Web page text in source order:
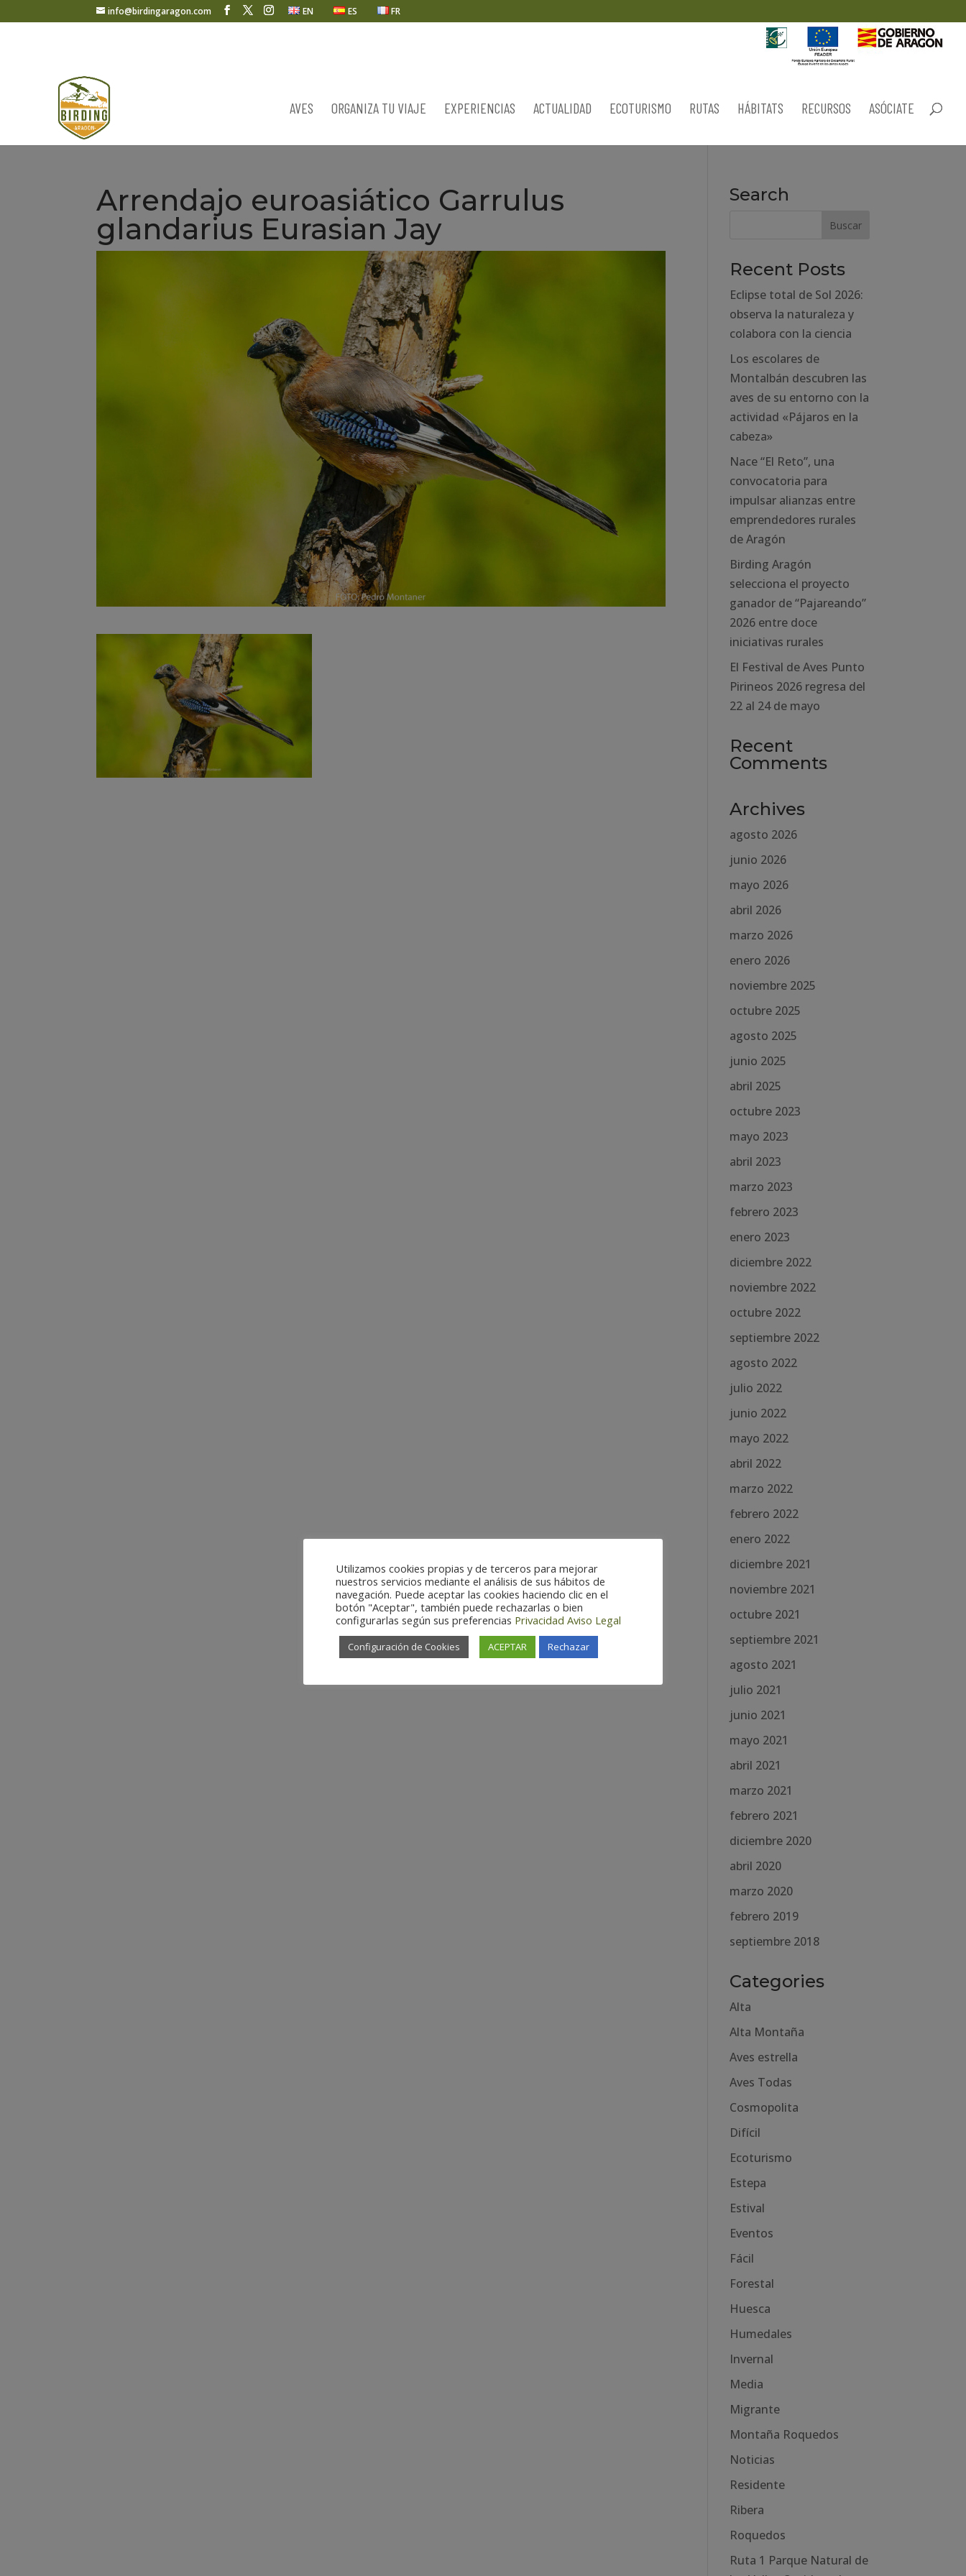
info@birdingaragon.com EN ES FR
AVES ORGANIZA TU VIAJE EXPERIENCIAS ACTUALIDAD ECOTURISMO RUTAS HÁBITATS RECURSOS ASÓCIATE
Arrendajo euroasiático Garrulus
glandarius Eurasian Jay
Search
Recent Posts
Eclipse total de Sol 2026:
observa la naturaleza y
colabora con la ciencia
Los escolares de
Montalbán descubren las
aves de su entorno con la
actividad «Pájaros en la
cabeza»
Nace “El Reto”, una
convocatoria para
impulsar alianzas entre
emprendedores rurales
de Aragón
Birding Aragón
selecciona el proyecto
ganador de “Pajareando”
2026 entre doce
iniciativas rurales
El Festival de Aves Punto
Pirineos 2026 regresa del
22 al 24 de mayo
Recent
Comments
Archives
agosto 2026
junio 2026
mayo 2026
abril 2026
marzo 2026
enero 2026
noviembre 2025
octubre 2025
agosto 2025
junio 2025
abril 2025
octubre 2023
mayo 2023
abril 2023
marzo 2023
febrero 2023
enero 2023
diciembre 2022
noviembre 2022
octubre 2022
septiembre 2022
agosto 2022
julio 2022
junio 2022
mayo 2022
abril 2022
marzo 2022
febrero 2022
enero 2022
diciembre 2021
noviembre 2021
octubre 2021
septiembre 2021
agosto 2021
julio 2021
junio 2021
mayo 2021
abril 2021
marzo 2021
febrero 2021
diciembre 2020
abril 2020
marzo 2020
febrero 2019
septiembre 2018
Categories
Alta
Alta Montaña
Aves estrella
Aves Todas
Cosmopolita
Difícil
Ecoturismo
Estepa
Estival
Eventos
Fácil
Forestal
Huesca
Humedales
Invernal
Media
Migrante
Montaña Roquedos
Noticias
Residente
Ribera
Roquedos
Ruta 1 Parque Natural de
Utilizamos cookies propias y de terceros para mejorar
nuestros servicios mediante el análisis de sus hábitos de
navegación. Puede aceptar las cookies haciendo clic en el
botón "Aceptar", también puede rechazarlas o bien
configurarlas según sus preferencias Privacidad Aviso Legal
Configuración de Cookies ACEPTAR Rechazar